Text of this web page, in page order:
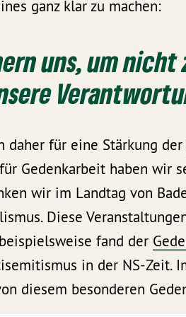
ganz klar zu machen:
uns, um
daher für eine Stärkung der
Gedenkarbeit haben wir
wir im Landtag von
Diese
fand der
in der NS-Zeit.
diesem besonderen